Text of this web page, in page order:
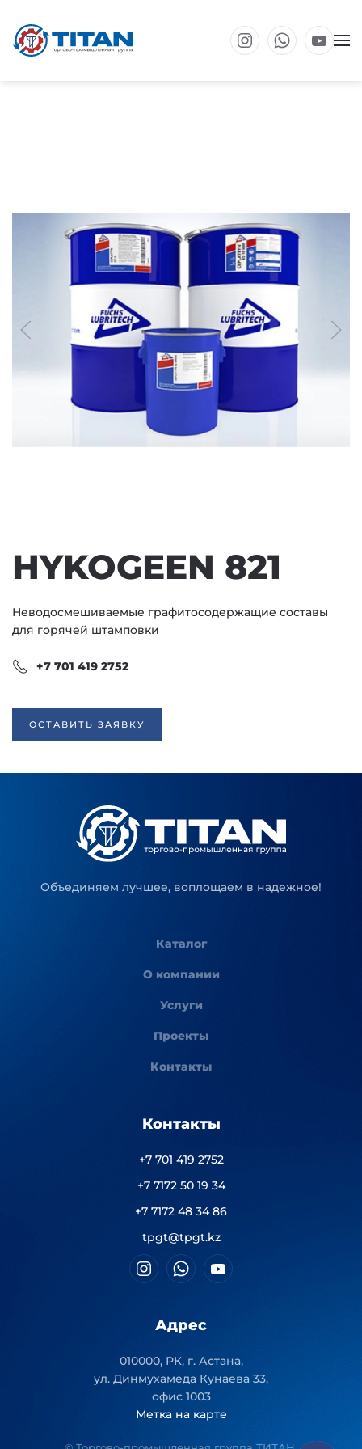
Перейти к основному содержанию
HYKOGEEN 821
Неводосмешиваемые графитосодержащие составы
для горячей штамповки
+7 701 419 2752
ОСТАВИТЬ ЗАЯВКУ
Объединяем лучшее, воплощаем в надежное!
Каталог
О компании
Услуги
Проекты
Контакты
Контакты
+7 701 419 2752
+7 7172 50 19 34
+7 7172 48 34 86
tpgt@tpgt.kz
Адрес
010000, РК, г. Астана,
ул. Динмухамеда Кунаева 33,
офис 1003
Метка на карте